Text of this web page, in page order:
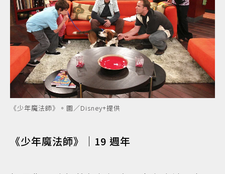
《少年魔法師》。圖／Disney+提供
《少年魔法師》｜19 週年